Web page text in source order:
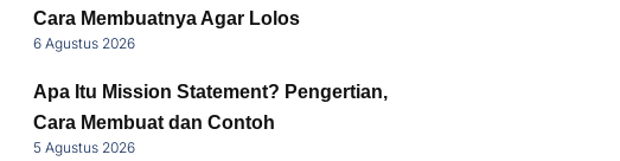
Cara Membuatnya Agar Lolos
6 Agustus 2026
Apa Itu Mission Statement? Pengertian,
Cara Membuat dan Contoh
5 Agustus 2026